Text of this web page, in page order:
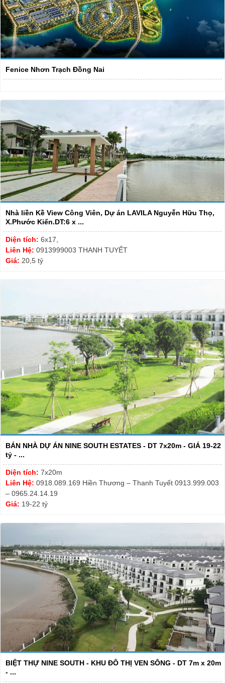
Fenice Nhơn Trạch Đồng Nai
Nhà liền Kề View Công Viên, Dự án LAVILA Nguyễn Hữu Thọ,
X.Phước Kiển.DT:6 x ...
Diện tích: 6x17,
Liên Hệ: 0913999003 THANH TUYẾT
Giá: 20,5 tỷ
BÁN NHÀ DỰ ÁN NINE SOUTH ESTATES - DT 7x20m - GIÁ 19-22
tỷ - ...
Diện tích: 7x20m
Liên Hệ: 0918.089.169 Hiền Thương – Thanh Tuyết 0913.999.003
– 0965.24.14.19
Giá: 19-22 tỷ
BIỆT THỰ NINE SOUTH - KHU ĐÔ THỊ VEN SÔNG - DT 7m x 20m
- ...